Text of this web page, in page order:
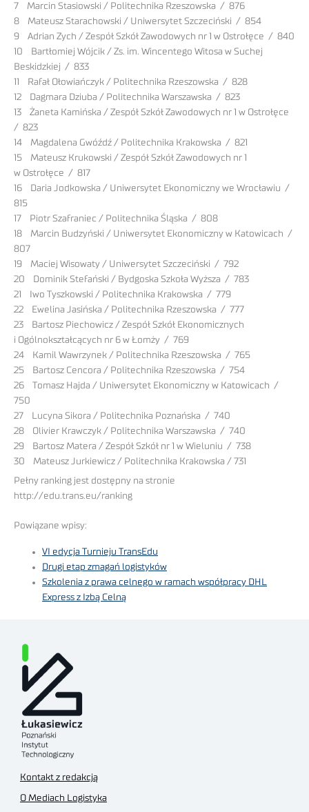
7 Marcin Stasiowski / Politechnika Rzeszowska / 876
8 Mateusz Starachowski / Uniwersytet Szczeciński / 854
9 Adrian Zych / Zespół Szkół Zawodowych nr 1 w Ostrołęce / 840
10 Bartłomiej Wójcik / Zs. im. Wincentego Witosa w Suchej
Beskidzkiej / 833
11 Rafał Ołowiańczyk / Politechnika Rzeszowska / 828
12 Dagmara Dziuba / Politechnika Warszawska / 823
13 Żaneta Kamińska / Zespół Szkół Zawodowych nr 1 w Ostrołęce
/ 823
14 Magdalena Gwóźdź / Politechnika Krakowska / 821
15 Mateusz Krukowski / Zespół Szkół Zawodowych nr 1
w Ostrołęce / 817
16 Daria Jodkowska / Uniwersytet Ekonomiczny we Wrocławiu /
815
17 Piotr Szafraniec / Politechnika Śląska / 808
18 Marcin Budzyński / Uniwersytet Ekonomiczny w Katowicach /
807
19 Maciej Wisowaty / Uniwersytet Szczeciński / 792
20 Dominik Stefański / Bydgoska Szkoła Wyższa / 783
21 Iwo Tyszkowski / Politechnika Krakowska / 779
22 Ewelina Jasińska / Politechnika Rzeszowska / 777
23 Bartosz Piechowicz / Zespół Szkół Ekonomicznych
i Ogólnokształcących nr 6 w Łomży / 769
24 Kamil Wawrzynek / Politechnika Rzeszowska / 765
25 Bartosz Cencora / Politechnika Rzeszowska / 754
26 Tomasz Hajda / Uniwersytet Ekonomiczny w Katowicach /
750
27 Lucyna Sikora / Politechnika Poznańska / 740
28 Olivier Krawczyk / Politechnika Warszawska / 740
29 Bartosz Matera / Zespół Szkół nr 1 w Wieluniu / 738
30 Mateusz Jurkiewicz / Politechnika Krakowska / 731
Pełny ranking jest dostępny na stronie
http://edu.trans.eu/ranking
Powiązane wpisy:
VI edycja Turnieju TransEdu
Drugi etap zmagań logistyków
Szkolenia z prawa celnego w ramach współpracy DHL
Express z Izbą Celną
Kontakt z redakcją
O Mediach Logistyka